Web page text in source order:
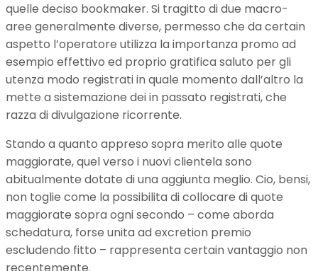
quelle deciso bookmaker. Si tragitto di due macro-
aree generalmente diverse, permesso che da certain
aspetto l’operatore utilizza la importanza promo ad
esempio effettivo ed proprio gratifica saluto per gli
utenza modo registrati in quale momento dall’altro la
mette a sistemazione dei in passato registrati, che
razza di divulgazione ricorrente.
Stando a quanto appreso sopra merito alle quote
maggiorate, quel verso i nuovi clientela sono
abitualmente dotate di una aggiunta meglio. Cio, bensi,
non toglie come la possibilita di collocare di quote
maggiorate sopra ogni secondo – come aborda
schedatura, forse unita ad excretion premio
escludendo fitto – rappresenta certain vantaggio non
recentemente.